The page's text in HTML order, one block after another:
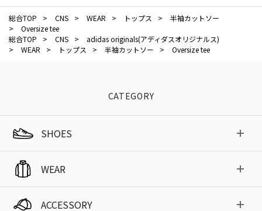
総合TOP > CNS > WEAR > トップス >
半袖カットソー
>
Oversize tee
総合TOP
> CNS >
adidas originals(アディダスオリジナルス)
>
WEAR > トップス > 半袖カットソー > Oversize tee
CATEGORY
SHOES
WEAR
ACCESSORY